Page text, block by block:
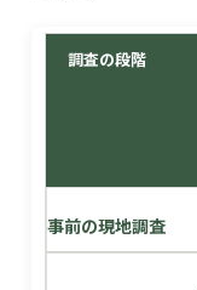
調査の段階
事前の現地調査